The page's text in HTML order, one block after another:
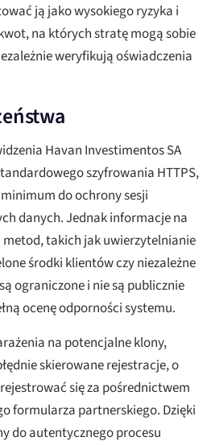
ją jako wysokiego ryzyka i
na których stratę mogą sobie
weryfikują oświadczenia
Havan Investimentos SA
szyfrowania HTTPS,
do ochrony sesji
danych. Jednak informacje na
takich jak uwierzytelnianie
środki klientów czy niezależne
ograniczone i nie są publicznie
ocenę odporności systemu.
na potencjalne klony,
skierowane rejestracje, o
się za pośrednictwem
formularza partnerskiego. Dzięki
do autentycznego procesu